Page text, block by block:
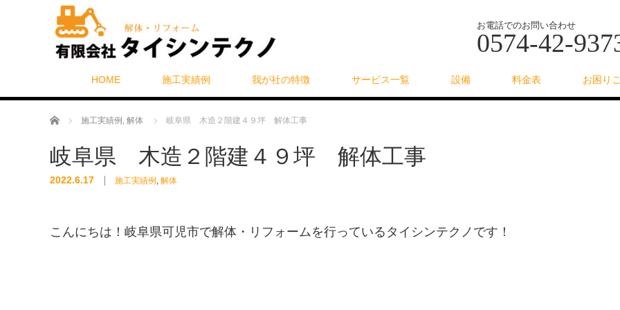
お電話でのお問い合わせ
0574-42-
HOME 施工実績例 我が社の特徴 サービス一覧 設備 料金表 お困り
ホーム 施工実績例 , 解体 岐阜県 木造２階建４９坪 解体工事
岐阜県 木造２階建４９坪 解体工事
2022.6.17 施工実績例 , 解体
こんにちは！岐阜県可児市で解体・リフォームを行っているタイシンテクノです！